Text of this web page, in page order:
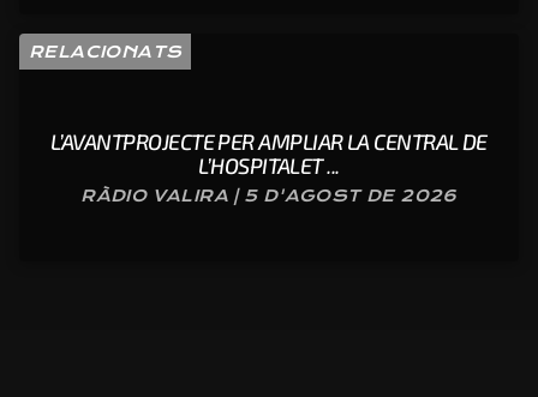
RELACIONATS
L’AVANTPROJECTE PER AMPLIAR LA CENTRAL DE
L’HOSPITALET ...
RÀDIO VALIRA | 5 D'AGOST DE 2026